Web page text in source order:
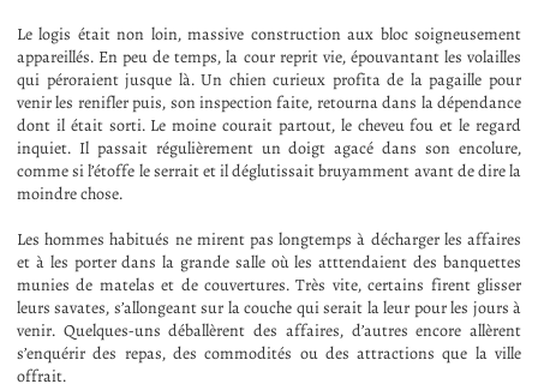
Le logis était non loin, massive construction aux bloc soigneusement
appareillés. En peu de temps, la cour reprit vie, épouvantant les volailles
qui péroraient jusque là. Un chien curieux profita de la pagaille pour
venir les renifler puis, son inspection faite, retourna dans la dépendance
dont il était sorti. Le moine courait partout, le cheveu fou et le regard
inquiet. Il passait régulièrement un doigt agacé dans son encolure,
comme si l’étoffe le serrait et il déglutissait bruyamment avant de dire la
moindre chose.
Les hommes habitués ne mirent pas longtemps à décharger les affaires
et à les porter dans la grande salle où les atttendaient des banquettes
munies de matelas et de couvertures. Très vite, certains firent glisser
leurs savates, s’allongeant sur la couche qui serait la leur pour les jours à
venir. Quelques-uns déballèrent des affaires, d’autres encore allèrent
s’enquérir des repas, des commodités ou des attractions que la ville
offrait.